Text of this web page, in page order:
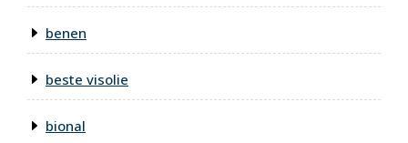
benen
beste visolie
bional